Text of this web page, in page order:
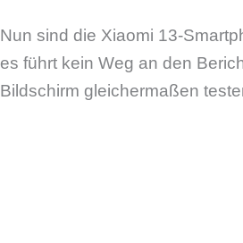
Nun sind die Xiaomi 13-
es führt kein Weg an den
Bildschirm gleichermaßen